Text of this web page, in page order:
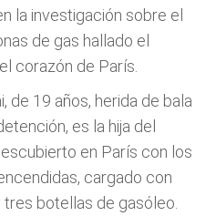
la investigación sobre el
de gas hallado el
corazón de París.
de 19 años, herida de bala
es la hija del
en París con los
cargado con
botellas de gasóleo.